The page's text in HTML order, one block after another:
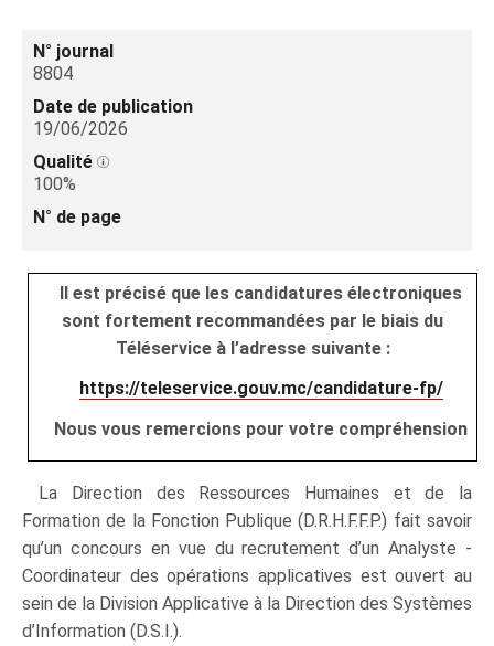
N° journal
8804
Date de publication
19/06/2026
Qualité
100%
N° de page
Il est précisé que les candidatures électroniques
sont fortement recommandées par le biais du
Téléservice à l’adresse suivante :
https://teleservice.gouv.mc/candidature-fp/
Nous vous remercions pour votre compréhension
La Direction des Ressources Humaines et de la
Formation de la Fonction Publique (D.R.H.F.F.P.) fait savoir
qu’un concours en vue du recrutement d’un Analyste -
Coordinateur des opérations applicatives est ouvert au
sein de la Division Applicative à la Direction des Systèmes
d’Information (D.S.I.).